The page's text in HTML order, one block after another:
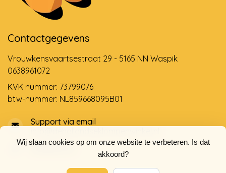
Wij slaan cookies op om onze website te verbeteren. Is dat
akkoord?
Contactgegevens
Vrouwkensvaartsestraat 29 - 5165 NN Waspik
0638961072
KVK nummer: 73799076
btw-nummer: NL859668095B01
Support via email